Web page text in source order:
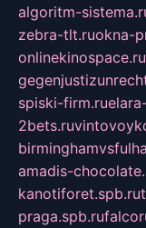
algoritm-
zebra-tlt.ruokna-
onlinekinospace.ru
spiski-firm.ru
2bets.ru
amadis-
kanotiforet.spb.ru
praga.spb.ru